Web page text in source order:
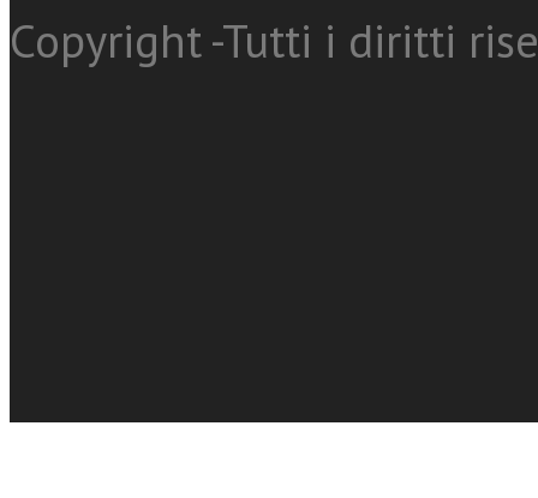
Copyright -Tutti i diritti